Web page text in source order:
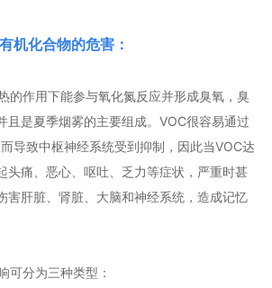
机化合物的危害：
的作用下能参与氧化氮反应并形成臭氧，臭
且是夏季烟雾的主要组成。VOC很容易通过
导致中枢神经系统受到抑制，因此当VOC达
头痛、恶心、呕吐、乏力等症状，严重时甚
害肝脏、肾脏、大脑和神经系统，造成记忆
可分为三种类型：